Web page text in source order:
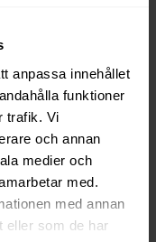
anpassa innehållet
funktioner
trafik. Vi
och annan
medier och
med.
med annan
eller som de har